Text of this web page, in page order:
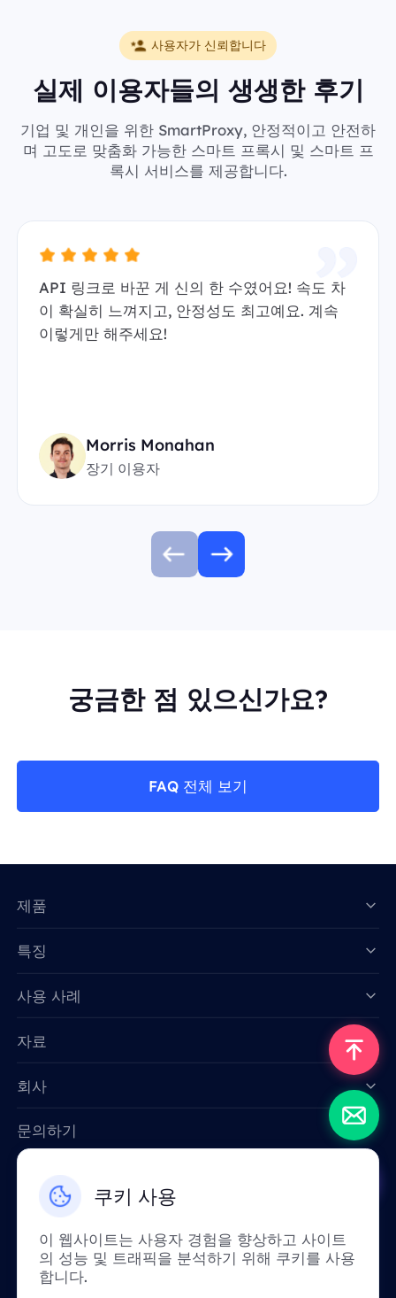
사용자가 신뢰합니다
실제 이용자들의 생생한 후기
기업 및 개인을 위한 SmartProxy, 안정적이고 안전하
며 고도로 맞춤화 가능한 스마트 프록시 및 스마트 프
록시 서비스를 제공합니다.
API 링크로 바꾼 게 신의 한 수였어요! 속도 차
이 확실히 느껴지고, 안정성도 최고예요. 계속
이렇게만 해주세요!
Morris Monahan
장기 이용자
궁금한 점 있으신가요?
FAQ 전체 보기
쿠키 사용
이 웹사이트는 사용자 경험을 향상하고 사이트
의 성능 및 트래픽을 분석하기 위해 쿠키를 사용
합니다.
제품
특징
사용 사례
자료
회사
문의하기
한국인